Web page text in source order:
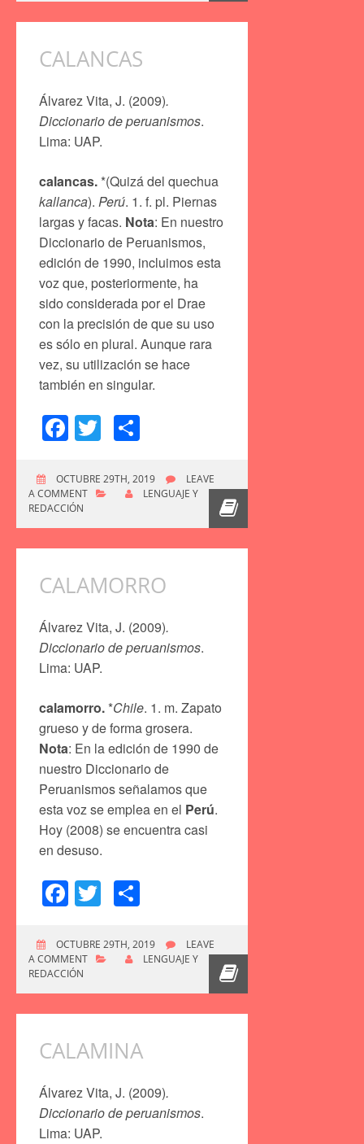
CALANCAS
Álvarez Vita, J. (2009).
Diccionario de peruanismos.
Lima: UAP.
calancas. *(Quizá del quechua
kallanca). Perú. 1. f. pl. Piernas
largas y facas. Nota: En nuestro
Diccionario de Peruanismos,
edición de 1990, incluimos esta
voz que, posteriormente, ha
sido considerada por el Drae
con la precisión de que su uso
es sólo en plural. Aunque rara
vez, su utilización se hace
también en singular.
Facebook
Twitter
OCTUBRE 29TH, 2019
LEAVE
A COMMENT
LENGUAJE Y
REDACCIÓN
CALAMORRO
Álvarez Vita, J. (2009).
Diccionario de peruanismos.
Lima: UAP.
calamorro. *Chile. 1. m. Zapato
grueso y de forma grosera.
Nota: En la edición de 1990 de
nuestro Diccionario de
Peruanismos señalamos que
esta voz se emplea en el Perú.
Hoy (2008) se encuentra casi
en desuso.
Facebook
Twitter
OCTUBRE 29TH, 2019
LEAVE
A COMMENT
LENGUAJE Y
REDACCIÓN
CALAMINA
Álvarez Vita, J. (2009).
Diccionario de peruanismos.
Lima: UAP.